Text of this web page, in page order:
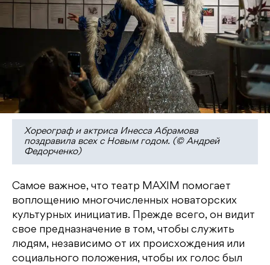
Хореограф и актриса Инесса Абрамова
поздравила всех с Новым годом. (© Андрей
Федорченко)
Самое важное, что театр MAXIM помогает
воплощению многочисленных новаторских
культурных инициатив. Прежде всего, он видит
свое предназначение в том, чтобы служить
людям, независимо от их происхождения или
социального положения, чтобы их голос был